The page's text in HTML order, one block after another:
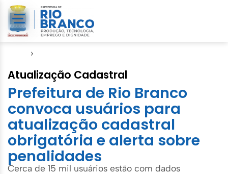
›
Atualização Cadastral
Prefeitura de Rio Branco
convoca usuários para
atualização cadastral
obrigatória e alerta sobre
penalidades
Cerca de 15 mil usuários estão com dados